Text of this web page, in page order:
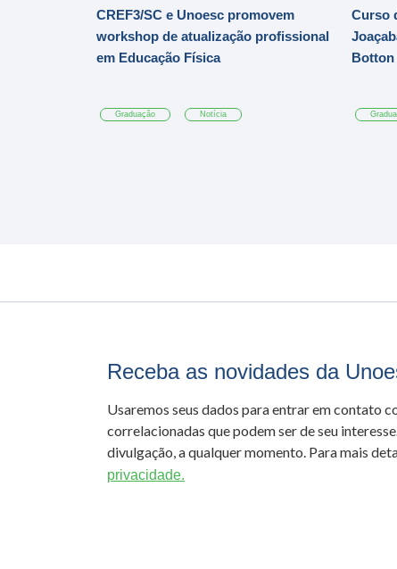
CREF3/SC e Unoesc promovem
workshop de atualização profissional
em Educação Física
Graduação Notícia
Curso
Botton
Receba as novidades da
Usaremos seus dados para entrar em contato
correlacionadas que podem ser de seu
divulgação, a qualquer momento. Para mais
privacidade.